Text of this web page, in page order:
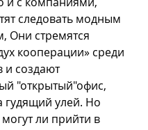
следовать модным
Они стремятся
кооперации» среди
и создают
"открытый"офис,
гудящий улей. Но
ли прийти в